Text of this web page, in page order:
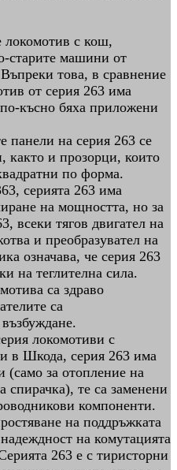
локомотив с кош,
старите машини от
това, в сравнение
от серия 263 има
късно бяха приложени
панели на серия 263 се
както и прозорци, които
по форма.
серията 263 има
на мощността, но за
всеки тягов двигател на
и преобразувател на
означава, че серия 263
на теглителна сила.
са здраво
са
локомотиви с
в Шкода, серия 263 има
(само за отопление на
спирачка), те са заменени
компоненти.
на поддръжката
на комутацията
263 е с тиристорни